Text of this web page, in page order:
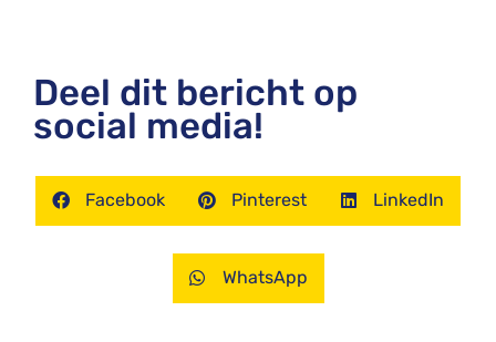
Deel dit bericht op
social media!
Facebook Pinterest LinkedIn
WhatsApp